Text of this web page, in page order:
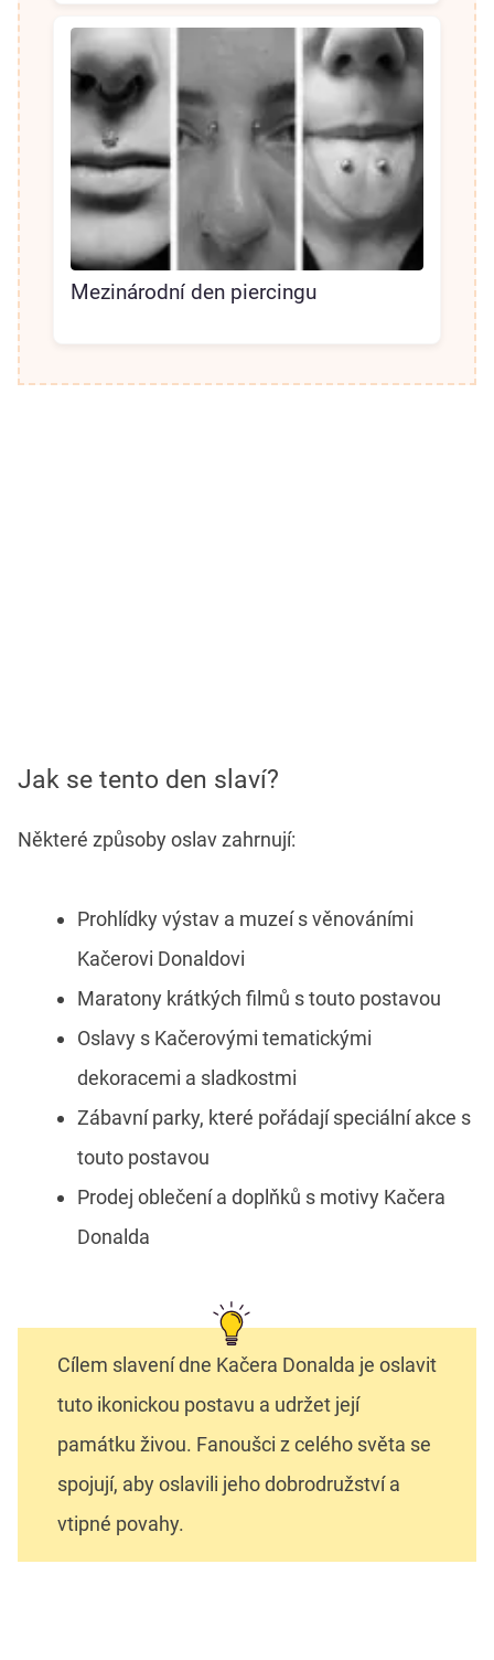
Mezinárodní den piercingu
Jak se tento den slaví?
Některé způsoby oslav zahrnují:
Prohlídky výstav a muzeí s věnováními
Kačerovi Donaldovi
Maratony krátkých filmů s touto postavou
Oslavy s Kačerovými tematickými
dekoracemi a sladkostmi
Zábavní parky, které pořádají speciální akce s
touto postavou
Prodej oblečení a doplňků s motivy Kačera
Donalda
Cílem slavení dne Kačera Donalda je oslavit
tuto ikonickou postavu a udržet její
památku živou. Fanoušci z celého světa se
spojují, aby oslavili jeho dobrodružství a
vtipné povahy.